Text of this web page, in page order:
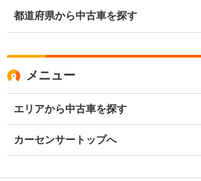
都道府県から中古車を探す
メニュー
エリアから中古車を探す
カーセンサートップへ